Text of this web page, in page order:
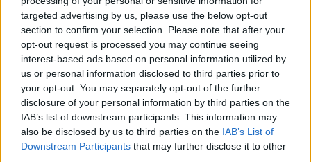
targeted advertising by us, please use the below opt-out
section to confirm your selection. Please note that after your
opt-out request is processed you may continue seeing
interest-based ads based on personal information utilized by
us or personal information disclosed to third parties prior to
your opt-out. You may separately opt-out of the further
disclosure of your personal information by third parties on the
IAB’s list of downstream participants. This information may
also be disclosed by us to third parties on the IAB’s List of
Downstream Participants that may further disclose it to other
για το κατά πόσο οι αρχές της χρηστής
διακυβέρνησης, της προστασίας της πολιτιστικής
κληρονομιάς και του σεβασμού της βούλησης των
εθνικών ευεργετών διασφαλίζονται.
Η Κυβέρνηση οφείλει να ακούσει τις εύλογες
αντιδράσεις των φορέων της κοινωνίας των
πολιτών και της τοπικής αυτοδιοίκησης και να